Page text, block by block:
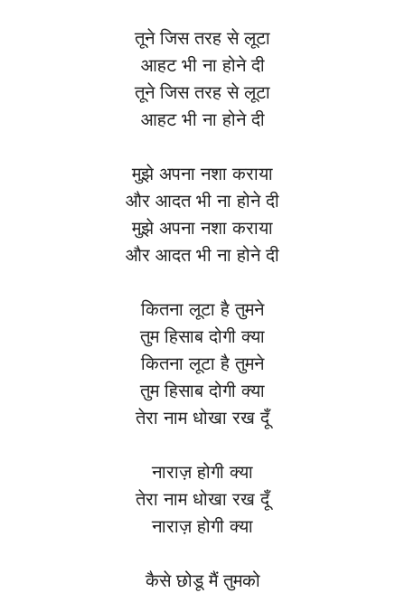
तूने जिस तरह से लूटा
आहट भी ना होने दी
तूने जिस तरह से लूटा
आहट भी ना होने दी
मुझे अपना नशा कराया
और आदत भी ना होने दी
मुझे अपना नशा कराया
और आदत भी ना होने दी
कितना लूटा है तुमने
तुम हिसाब दोगी क्या
कितना लूटा है तुमने
तुम हिसाब दोगी क्या
तेरा नाम धोखा रख दूँ
नाराज़ होगी क्या
तेरा नाम धोखा रख दूँ
नाराज़ होगी क्या
कैसे छोडू मैं तुमको